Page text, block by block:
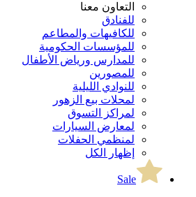
التعاون معنا
للفنادق
للكافيهات والمطاعم
للمؤسسات الحكومية
للمدارس ورياض الأطفال
للمصورين
للنوادي الليلية
لمحلات بيع الزهور
لمراكز التسوق
لمعارض السيارات
لمنظمي الحفلات
إظهار الكل
Sale